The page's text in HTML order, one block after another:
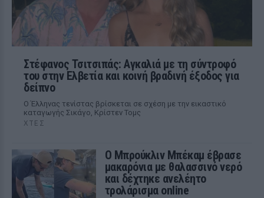
Στέφανος Τσιτσιπάς: Αγκαλιά με τη σύντροφό
του στην Ελβετία και κοινή βραδινή έξοδος για
δείπνο
Ο Έλληνας τενίστας βρίσκεται σε σχέση με την εικαστικό
καταγωγής Σικάγο, Κρίστεν Τομς
ΧΤΕΣ
Ο Μπρούκλιν Μπέκαμ έβρασε
μακαρόνια με θαλασσινό νερό
και δέχτηκε ανελέητο
τρολάρισμα online